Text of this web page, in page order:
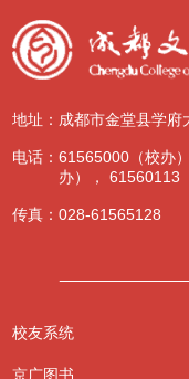
地址： 成都市金堂县学府
电话：61565000（校办
办）， 61560113
传真：028-61565128
校友系统
京广图书